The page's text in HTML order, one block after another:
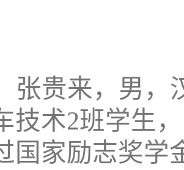
张贵来，男，
技术2班学生
国家励志奖学